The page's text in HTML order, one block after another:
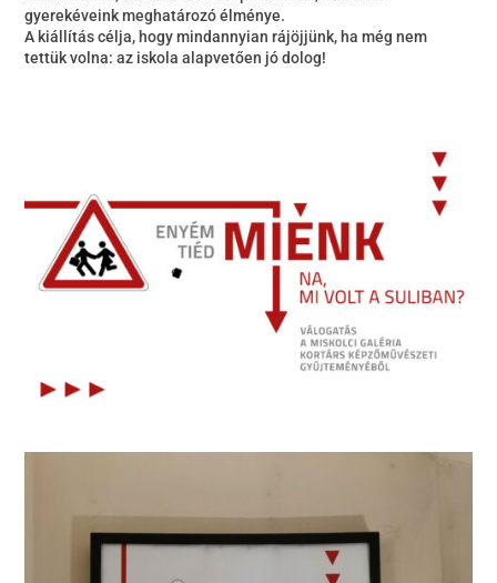
gyerekéveink meghatározó élménye.
A kiállítás célja, hogy mindannyian rájöjjünk, ha még nem
tettük volna: az iskola alapvetően jó dolog!